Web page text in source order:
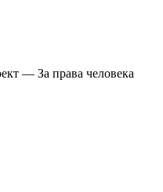
— За права человека